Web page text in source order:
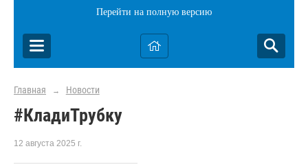
Перейти на полную версию
Главная → Новости
#КладиТрубку
12 августа 2025 г.